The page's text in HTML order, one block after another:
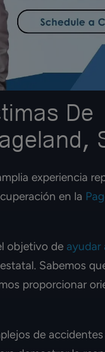
De
experiencia
en la
objetivo de ayudar
Sabemos
proporcionar
de